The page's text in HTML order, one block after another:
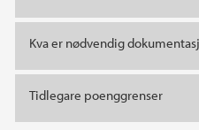
Kva er nødvendig
Tidlegare poenggrenser